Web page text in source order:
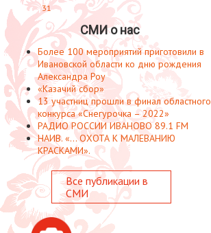
31
СМИ о нас
Более 100 мероприятий приготовили в
Ивановской области ко дню рождения
Александра Роу
«Казачий сбор»
13 участниц прошли в финал областного
конкурса «Снегурочка – 2022»
РАДИО РОССИИ ИВАНОВО 89.1 FM
НАИВ. «... ОХОТА К МАЛЕВАНИЮ
КРАСКАМИ».
Все публикации в
СМИ